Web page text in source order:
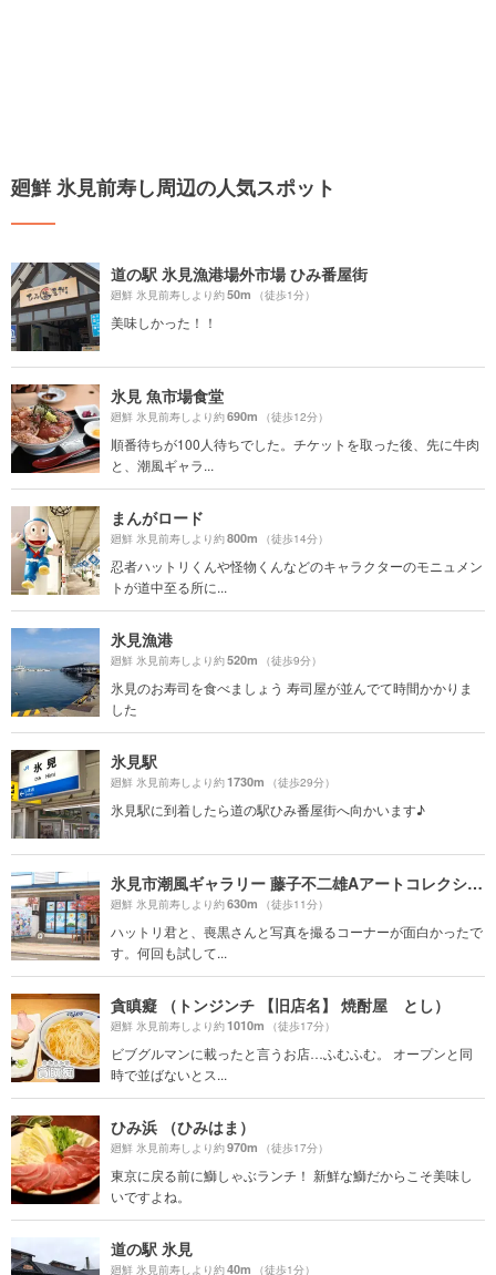
廻鮮 氷見前寿し周辺の人気スポット
道の駅 氷見漁港場外市場 ひみ番屋街
廻鮮 氷見前寿しより約50m （徒歩1分）
美味しかった！！
氷見 魚市場食堂
廻鮮 氷見前寿しより約690m （徒歩12分）
順番待ちが100人待ちでした。チケットを取った後、先に牛肉
と、潮風ギャラ...
まんがロード
廻鮮 氷見前寿しより約800m （徒歩14分）
忍者ハットリくんや怪物くんなどのキャラクターのモニュメン
トが道中至る所に...
氷見漁港
廻鮮 氷見前寿しより約520m （徒歩9分）
氷見のお寿司を食べましょう 寿司屋が並んでて時間かかりま
した
氷見駅
廻鮮 氷見前寿しより約1730m （徒歩29分）
氷見駅に到着したら道の駅ひみ番屋街へ向かいます♪
氷見市潮風ギャラリー 藤子不二雄Aアートコレクション
廻鮮 氷見前寿しより約630m （徒歩11分）
ハットリ君と、喪黒さんと写真を撮るコーナーが面白かったで
す。何回も試して...
貪瞋癡 （トンジンチ 【旧店名】 焼酎屋 とし）
廻鮮 氷見前寿しより約1010m （徒歩17分）
ビブグルマンに載ったと言うお店…ふむふむ。 オープンと同
時で並ばないとス...
ひみ浜 （ひみはま）
廻鮮 氷見前寿しより約970m （徒歩17分）
東京に戻る前に鰤しゃぶランチ！ 新鮮な鰤だからこそ美味し
いですよね。
道の駅 氷見
廻鮮 氷見前寿しより約40m （徒歩1分）